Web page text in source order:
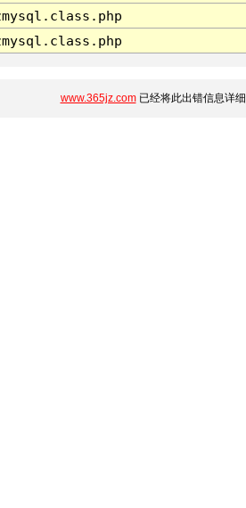
www.365jz.com已经将此出错信息详